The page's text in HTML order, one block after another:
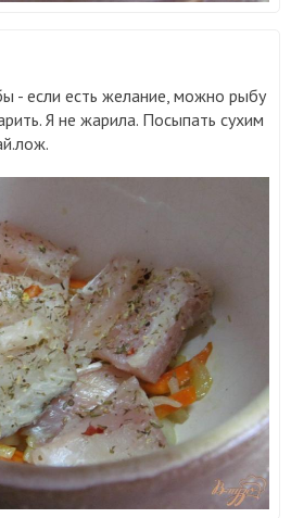
- если есть желание, можно рыбу
Я не жарила. Посыпать сухим